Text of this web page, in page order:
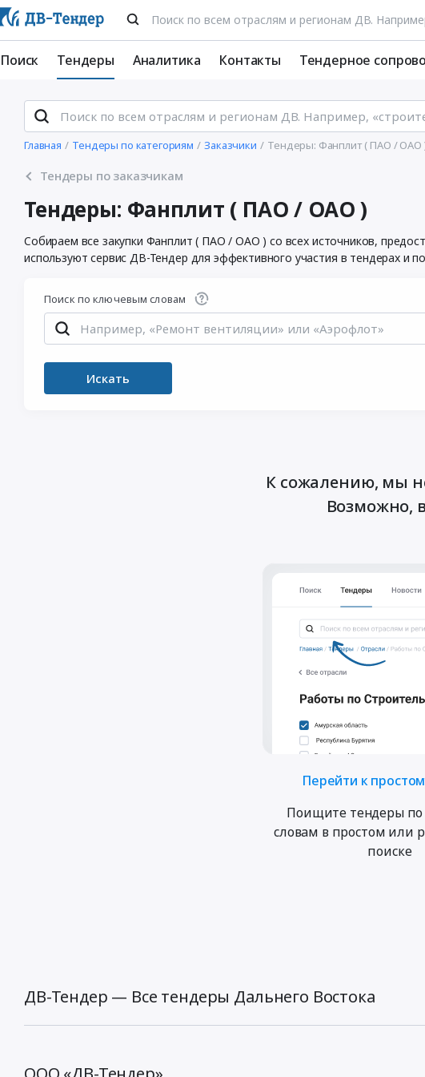
Поиск Тендеры Аналитика Контакты Тендерное
Главная Тендеры по категориям Заказчики Тендеры: Фанплит ( ПАО / ОАО
Тендеры по заказчикам
Тендеры: Фанплит ( ПАО / ОАО )
Собираем все закупки Фанплит ( ПАО / ОАО ) со всех источников,
используют сервис ДВ-Тендер для эффективного участия в тендерах и
Поиск по ключевым словам
Искать
К сожалению, мы
Возможно,
Перейти к
Поищите тендеры
словам в простом или
поиске
ДВ-Тендер — Все тендеры Дальнего Востока